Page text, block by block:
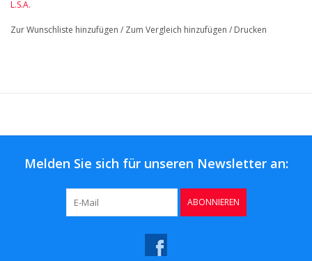
L.S.A.
Zur Wunschliste hinzufügen / Zum Vergleich hinzufügen / Drucken
Melden Sie sich für unseren Newsletter an:
ABONNIEREN